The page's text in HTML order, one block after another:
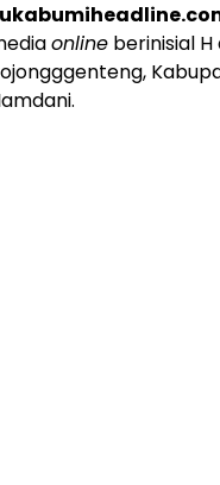
online berinisial